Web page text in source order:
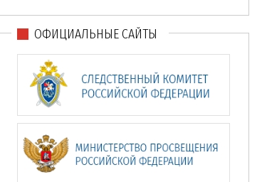
ОФИЦИАЛЬНЫЕ САЙТЫ